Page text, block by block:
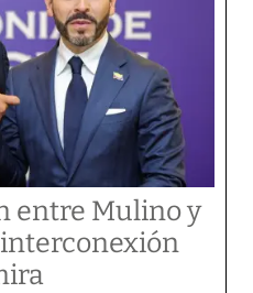
entre Mulino y